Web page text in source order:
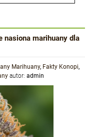
nasiona marihuany dla
Marihuany, Fakty Konopi,
autor:admin